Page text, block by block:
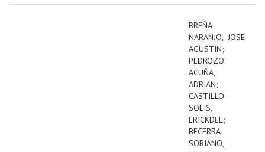
BREÑA
NARANJO, JOSE
AGUSTIN;
PEDROZO
ACUÑA,
ADRIAN;
CASTILLO
SOLIS,
ERICKDEL;
BECERRA
SORIANO,